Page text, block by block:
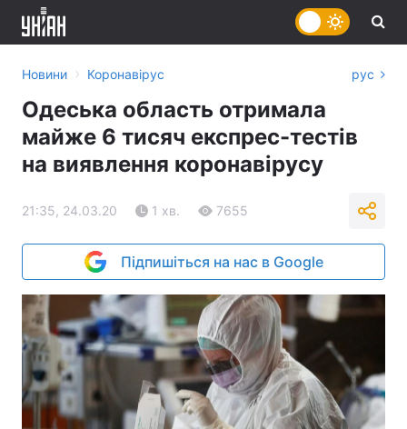
Новини › Коронавірус рус
Одеська область отримала
майже 6 тисяч експрес-тестів
на виявлення коронавірусу
21:35, 24.03.20 1 хв. 7655
Підпишіться на нас в Google